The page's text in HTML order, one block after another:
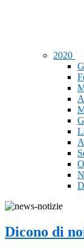
2020
Dicono di